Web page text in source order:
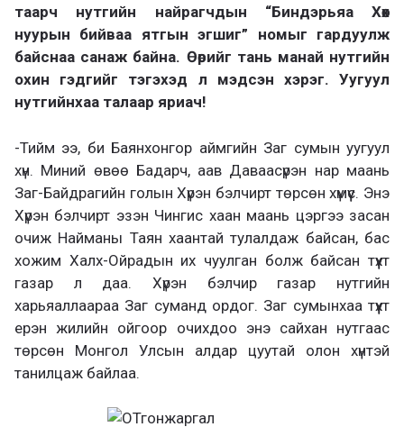
таарч нутгийн найрагчдын “Биндэрьяа Хөх
нуурын бийваа ятгын эгшиг” номыг гардуулж
байснаа санаж байна. Өөрийг тань манай нутгийн
охин гэдгийг тэгэхэд л мэдсэн хэрэг. Уугуул
нутгийнхаа талаар яриач!
-Тийм ээ, би Баянхонгор аймгийн Заг сумын уугуул
хүн. Миний өвөө Бадарч, аав Даваасүрэн нар маань
Заг-Байдрагийн голын Хүрэн бэлчирт төрсөн хүмүүс. Энэ
Хүрэн бэлчирт эзэн Чингис хаан маань цэргээ засан
очиж Найманы Таян хаантай тулалдаж байсан, бас
хожим Халх-Ойрадын их чуулган болж байсан түүхт
газар л даа. Хүрэн бэлчир газар нутгийн
харьяаллаараа Заг суманд ордог. Заг сумынхаа түүхт
ерэн жилийн ойгоор очихдоо энэ сайхан нутгаас
төрсөн Монгол Улсын алдар цуутай олон хүнтэй
танилцаж байлаа.